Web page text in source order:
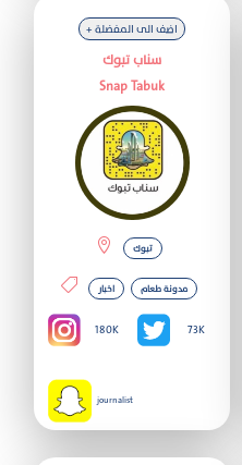
+ اضف الى المفضلة
سناب تبوك
Snap Tabuk
تبوك
اخبار مدونة طعام
180K 73K
journalist